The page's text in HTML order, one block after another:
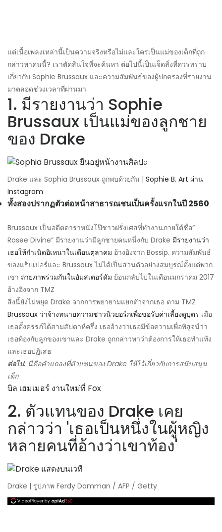
แต่เนื้อเพลงเหล่านี้เป็นความจริงหรือไม่และใครเป็นแม่ของเด็กที่ถูก
กล่าวหาคนนี้? เราตัดสินใจที่จะค้นหา ต่อไปนี้เป็นเจ็ดสิ่งที่ควรทราบ
เกี่ยวกับ Sophie Brussaux และความสัมพันธ์ของผู้ปกครองที่รายงาน
มาตลอดช่วงเวลาที่ผ่านมา
1. มีรายงานว่า Sophie
Brussaux เป็นแม่ของลูกชาย
ของ Drake
Drake และ Sophia Brussaux ถูกพบด้วยกัน | Sophie B. Art ผ่าน
Instagram
ทั้งสองปรากฏตัวต่อหน้าสาธารณชนเป็นครั้งแรกในปี 2560
Brussaux เป็นอดีตดาราหนังโป๊ชาวฝรั่งเศสที่ทำงานภายใต้ชื่อ“
Rosee Divine” มีรายงานว่ามีลูกชายคนหนึ่งกับ Drake มีรายงานว่า
เธอให้กำเนิดอิเหนาในเดือนตุลาคม อ้างอิงจาก Bossip. ความสัมพันธ์
ของแร็ปเปอร์และ Brussaux ไม่ได้เป็นส่วนตัวอย่างสมบูรณ์ตั้งแต่พวก
เขา ถ่ายภาพร่วมกันในอัมสเตอร์ดัม ย้อนกลับไปในเดือนมกราคม 2017
อ้างอิงจาก TMZ
สิ่งนี้ยังไม่หยุด Drake จากการพยายามแยกตัวจากเธอ ตาม TMZ
Brussaux ว่าจ้างทนายความชาวนิวยอร์กเพื่อขอรับค่าเลี้ยงดูบุตร เมื่อ
เธอตั้งครรภ์ได้สามสัปดาห์ครึ่ง เธออ้างว่าเธอมีข้อความเพื่อพิสูจน์ว่า
เธอท้องกับลูกของเขาและ Drake ถูกกล่าวหาว่าต้องการให้เธอทำแท้ง
และเธอปฏิเสธ
ต่อไป: นี่คือคำแถลงที่ตัวแทนของ Drake ให้ไว้เกี่ยวกับการสนับสนุน
เด็ก
บิล เฮมเมอร์ งานใหม่ที่ Fox
2. ตัวแทนของ Drake เคย
กล่าวว่า 'เธอเป็นหนึ่งในผู้หญิง
หลายคนที่อ้างว่าเขาท้อง'
Drake | รูปภาพ Ferdy Damman / AFP / Getty